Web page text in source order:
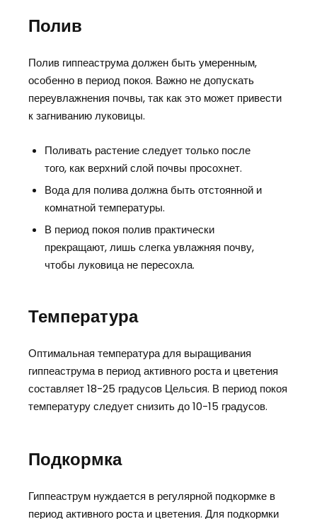
Полив
Полив гиппеаструма должен быть умеренным,
особенно в период покоя. Важно не допускать
переувлажнения почвы, так как это может привести
к загниванию луковицы.
Поливать растение следует только после
того, как верхний слой почвы просохнет.
Вода для полива должна быть отстоянной и
комнатной температуры.
В период покоя полив практически
прекращают, лишь слегка увлажняя почву,
чтобы луковица не пересохла.
Температура
Оптимальная температура для выращивания
гиппеаструма в период активного роста и цветения
составляет 18-25 градусов Цельсия. В период покоя
температуру следует снизить до 10-15 градусов.
Подкормка
Гиппеаструм нуждается в регулярной подкормке в
период активного роста и цветения. Для подкормки